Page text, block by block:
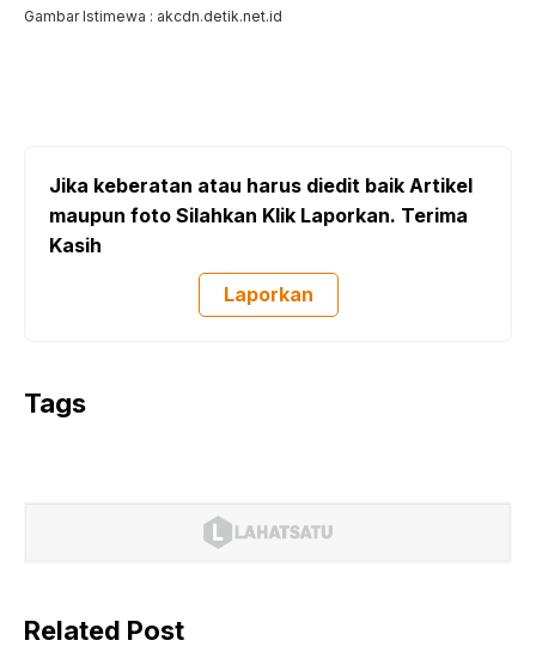
Gambar Istimewa : akcdn.detik.net.id
Jika keberatan atau harus diedit baik Artikel
maupun foto Silahkan Klik Laporkan. Terima
Kasih
Laporkan
Tags
Related Post